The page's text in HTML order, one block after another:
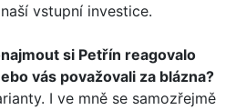
vstupní investice.
si Petřín reagovalo
vás považovali za blázna?
I ve mně se samozřejmě